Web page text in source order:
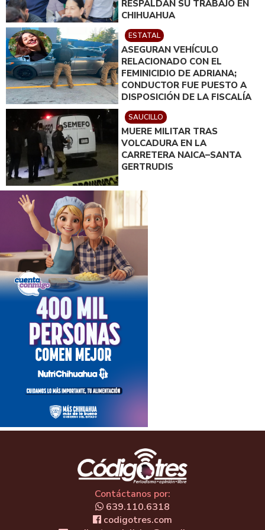
RESPALDAN SU TRABAJO EN
CHIHUAHUA
ESTATAL
ASEGURAN VEHÍCULO
RELACIONADO CON EL
FEMINICIDIO DE ADRIANA;
CONDUCTOR FUE PUESTO A
DISPOSICIÓN DE LA FISCALÍA
SAUCILLO
MUERE MILITAR TRAS
VOLCADURA EN LA
CARRETERA NAICA–SANTA
GERTRUDIS
Contáctanos por:
639.110.6318
codigotres.com